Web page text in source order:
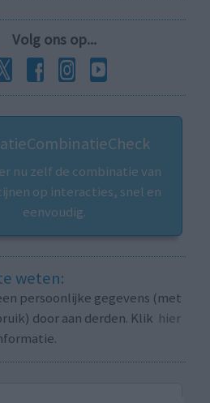
Volg ons op...
nu zelf de combinatie van
op interacties, snel en
eenvoudig.
weten:
persoonlijke gegevens (met
door aan derden. Klik hier